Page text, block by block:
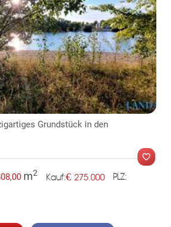
TE
Grundstück in den
m2 Kauf:€ 275.000 PLZ: